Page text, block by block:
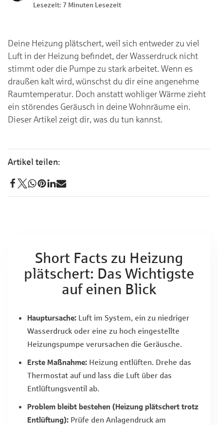
Lesezeit: 7 Minuten Lesezeit
Deine Heizung plätschert, weil sich entweder zu viel
Luft in der Heizung befindet, der Wasserdruck nicht
stimmt oder die Pumpe zu stark arbeitet. Wenn es
draußen kalt wird, wünschst du dir eine angenehme
Raumtemperatur. Doch anstatt wohliger Wärme zieht
ein störendes Geräusch in deine Wohnräume ein.
Dieser Artikel zeigt dir, was du tun kannst.
Short Facts zu Heizung
plätschert: Das Wichtigste
auf einen Blick
Hauptursache: Luft im System, ein zu niedriger
Wasserdruck oder eine zu hoch eingestellte
Heizungspumpe verursachen die Geräusche.
Erste Maßnahme: Heizung entlüften. Drehe das
Thermostat auf und lass die Luft über das
Entlüftungsventil ab.
Problem bleibt bestehen (Heizung plätschert trotz
Entlüftung): Prüfe den Anlagendruck am